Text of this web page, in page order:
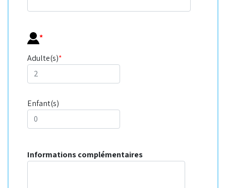
*
Adulte(s)*
Enfant(s)
Informations complémentaires